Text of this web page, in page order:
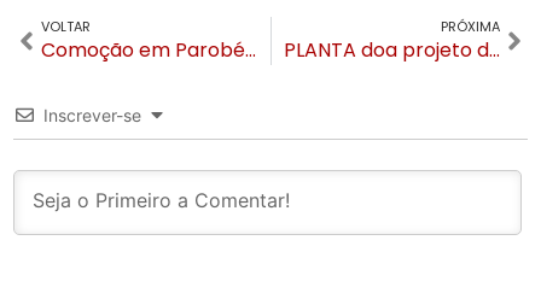
VOLTAR
Comoção em Parobé: pai some com filhos gêmeos e os três morrem em acidente na Serra Gaúcha
PRÓXIMA
PLANTA doa projeto de reforço das estruturas do quartel do Corpo de Bombeiros de Gramado
Inscrever-se